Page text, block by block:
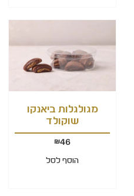
מגולגלות ביאנקו
שוקולד
46
₪
הוסף לסל